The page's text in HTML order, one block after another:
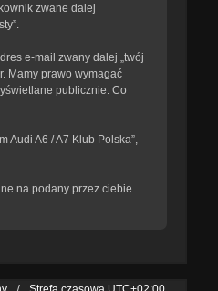
zwane dalej
e-mail zwany dalej „twój
Mamy prawo wymagać
publicznie. Co
Audi A6 / A7 Klub Polska”,
na podany przez ciebie